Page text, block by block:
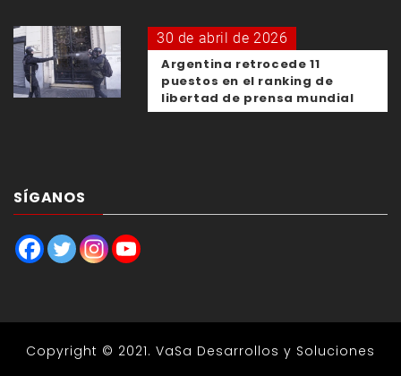
30 de abril de 2026
Argentina retrocede 11
puestos en el ranking de
libertad de prensa mundial
SÍGANOS
Copyright © 2021. VaSa Desarrollos y Soluciones